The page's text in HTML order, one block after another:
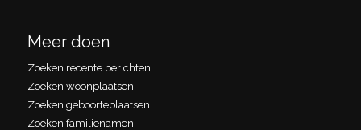
Meer doen
Zoeken recente berichten
Zoeken woonplaatsen
Zoeken geboorteplaatsen
Zoeken familienamen